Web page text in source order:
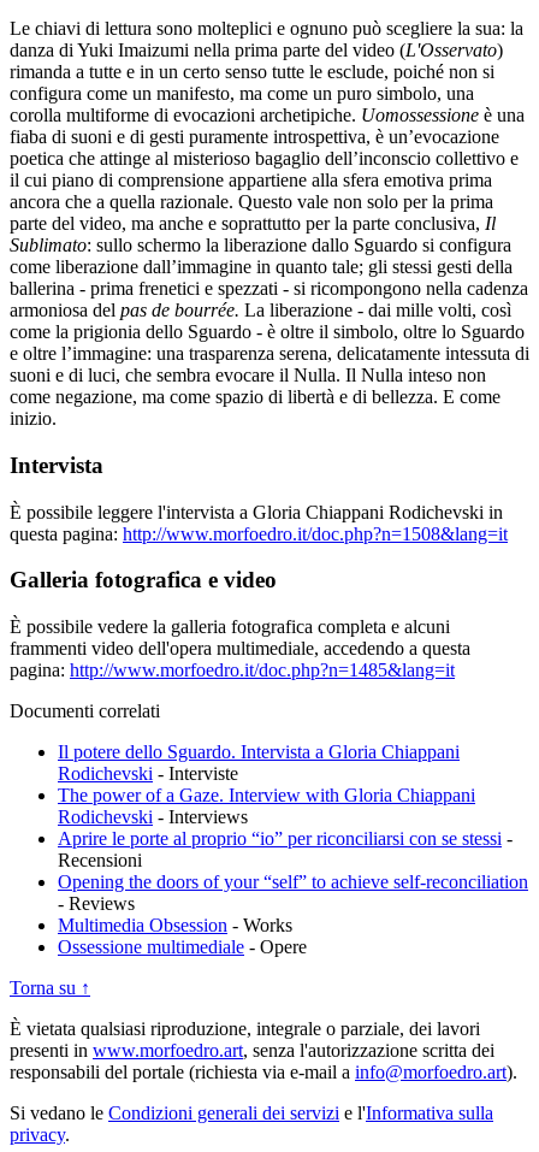
Le chiavi di lettura sono molteplici e ognuno può scegliere la sua: la
danza di Yuki Imaizumi nella prima parte del video (L'Osservato)
rimanda a tutte e in un certo senso tutte le esclude, poiché non si
configura come un manifesto, ma come un puro simbolo, una
corolla multiforme di evocazioni archetipiche. Uomossessione è una
fiaba di suoni e di gesti puramente introspettiva, è un’evocazione
poetica che attinge al misterioso bagaglio dell’inconscio collettivo e
il cui piano di comprensione appartiene alla sfera emotiva prima
ancora che a quella razionale. Questo vale non solo per la prima
parte del video, ma anche e soprattutto per la parte conclusiva, Il
Sublimato: sullo schermo la liberazione dallo Sguardo si configura
come liberazione dall’immagine in quanto tale; gli stessi gesti della
ballerina ‑ prima frenetici e spezzati ‑ si ricompongono nella cadenza
armoniosa del pas de bourrée. La liberazione ‑ dai mille volti, così
come la prigionia dello Sguardo ‑ è oltre il simbolo, oltre lo Sguardo
e oltre l’immagine: una trasparenza serena, delicatamente intessuta di
suoni e di luci, che sembra evocare il Nulla. Il Nulla inteso non
come negazione, ma come spazio di libertà e di bellezza. E come
inizio.
Intervista
È possibile leggere l'intervista a Gloria Chiappani Rodichevski in
questa pagina: http://www.morfoedro.it/doc.php?n=1508&lang=it
Galleria fotografica e video
È possibile vedere la galleria fotografica completa e alcuni
frammenti video dell'opera multimediale, accedendo a questa
pagina: http://www.morfoedro.it/doc.php?n=1485&lang=it
Documenti correlati
Il potere dello Sguardo. Intervista a Gloria Chiappani
Rodichevski - Interviste
The power of a Gaze. Interview with Gloria Chiappani
Rodichevski - Interviews
Aprire le porte al proprio “io” per riconciliarsi con se stessi -
Recensioni
Opening the doors of your “self” to achieve self-reconciliation
- Reviews
Multimedia Obsession - Works
Ossessione multimediale - Opere
Torna su ↑
È vietata qualsiasi riproduzione, integrale o parziale, dei lavori
presenti in www.morfoedro.art, senza l'autorizzazione scritta dei
responsabili del portale (richiesta via e-mail a info@morfoedro.art).
Si vedano le Condizioni generali dei servizi e l'Informativa sulla
privacy.